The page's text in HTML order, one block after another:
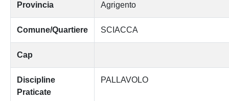
Provincia Agrigento
Comune/Quartiere SCIACCA
Cap
Discipline
Praticate
PALLAVOLO